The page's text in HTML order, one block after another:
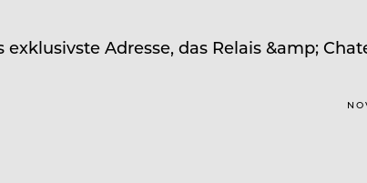
exklusivste Adresse, das Relais &amp;